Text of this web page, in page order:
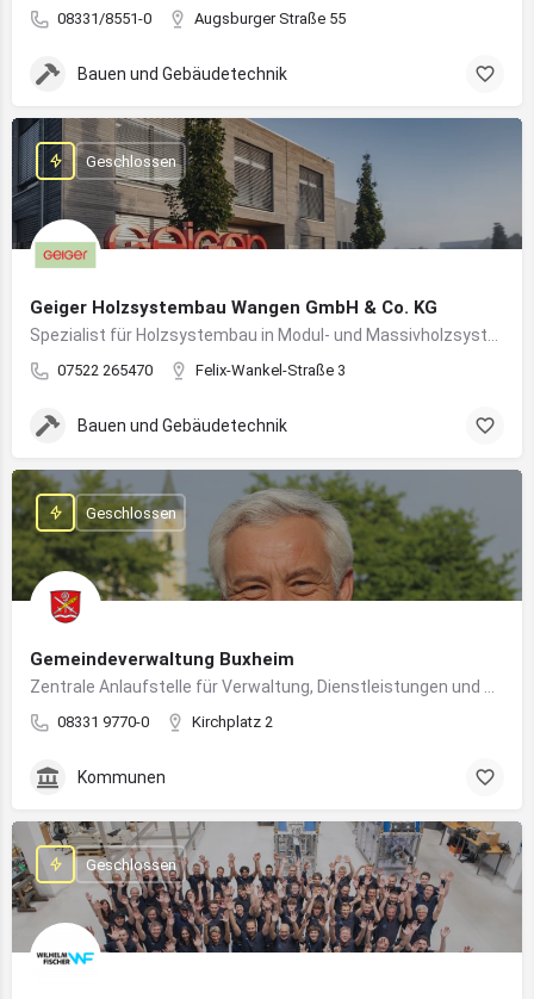
08331/8551-0 Augsburger Straße 55
Bauen und Gebäudetechnik
Geiger Holzsystembau Wangen GmbH & Co. KG
07522 265470 Felix-Wankel-Straße 3
Geschlossen
Bauen und Gebäudetechnik
Gemeindeverwaltung Buxheim
08331 9770-0 Kirchplatz 2
Geschlossen
Kommunen
Geschlossen